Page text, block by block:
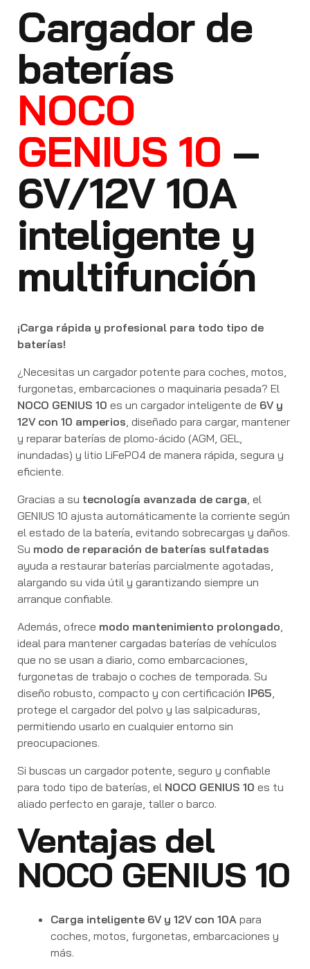
Cargador de
baterías
NOCO
GENIUS 10 –
6V/12V 10A
inteligente y
multifunción
¡Carga rápida y profesional para todo tipo de
baterías!
¿Necesitas un cargador potente para coches, motos,
furgonetas, embarcaciones o maquinaria pesada? El
NOCO GENIUS 10 es un cargador inteligente de 6V y
12V con 10 amperios, diseñado para cargar, mantener
y reparar baterías de plomo-ácido (AGM, GEL,
inundadas) y litio LiFePO4 de manera rápida, segura y
eficiente.
Gracias a su tecnología avanzada de carga, el
GENIUS 10 ajusta automáticamente la corriente según
el estado de la batería, evitando sobrecargas y daños.
Su modo de reparación de baterías sulfatadas
ayuda a restaurar baterías parcialmente agotadas,
alargando su vida útil y garantizando siempre un
arranque confiable.
Además, ofrece modo mantenimiento prolongado,
ideal para mantener cargadas baterías de vehículos
que no se usan a diario, como embarcaciones,
furgonetas de trabajo o coches de temporada. Su
diseño robusto, compacto y con certificación IP65,
protege el cargador del polvo y las salpicaduras,
permitiendo usarlo en cualquier entorno sin
preocupaciones.
Si buscas un cargador potente, seguro y confiable
para todo tipo de baterías, el NOCO GENIUS 10 es tu
aliado perfecto en garaje, taller o barco.
Ventajas del
NOCO GENIUS 10
Carga inteligente 6V y 12V con 10A para
coches, motos, furgonetas, embarcaciones y
más.